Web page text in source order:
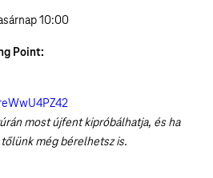
10:00
Point:
most újfent kipróbálhatja, és ha
még bérelhetsz is.